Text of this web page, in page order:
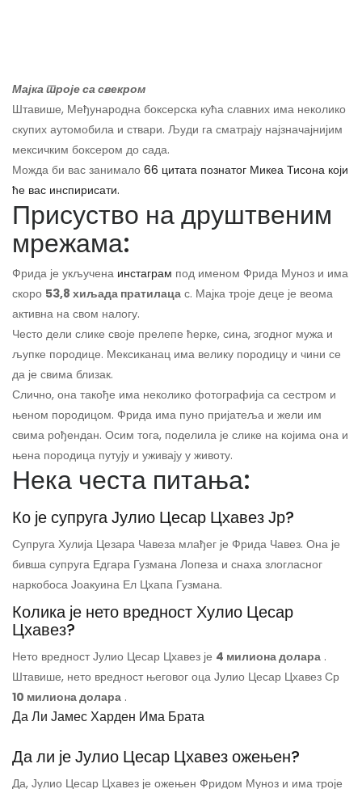
Мајка троје са свекром
Штавише, Међународна боксерска кућа славних има неколико
скупих аутомобила и ствари. Људи га сматрају најзначајнијим
мексичким боксером до сада.
Можда би вас занимало 66 цитата познатог Микеа Тисона који
ће вас инспирисати.
Присуство на друштвеним
мрежама:
Фрида је укључена инстаграм под именом Фрида Муноз и има
скоро 53,8 хиљада пратилаца с. Мајка троје деце је веома
активна на свом налогу.
Често дели слике своје прелепе ћерке, сина, згодног мужа и
љупке породице. Мексиканац има велику породицу и чини се
да је свима близак.
Слично, она такође има неколико фотографија са сестром и
њеном породицом. Фрида има пуно пријатеља и жели им
свима рођендан. Осим тога, поделила је слике на којима она и
њена породица путују и уживају у животу.
Нека честа питања:
Ко је супруга Јулио Цесар Цхавез Јр?
Супруга Хулија Цезара Чавеза млађег је Фрида Чавез. Она је
бивша супруга Едгара Гузмана Лопеза и снаха злогласног
наркобоса Јоакуина Ел Цхапа Гузмана.
Колика је нето вредност Хулио Цесар
Цхавез?
Нето вредност Јулио Цесар Цхавез је 4 милиона долара .
Штавише, нето вредност његовог оца Јулио Цесар Цхавез Ср
10 милиона долара .
Да Ли Јамес Харден Има Брата
Да ли је Јулио Цесар Цхавез ожењен?
Да, Јулио Цесар Цхавез је ожењен Фридом Муноз и има троје